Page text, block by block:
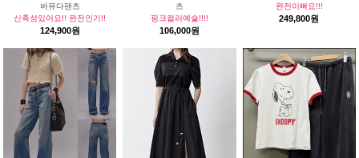
버뮤다팬츠
신축성있어요!! 완전인기!!
124,900원
츠
핑크컬러예술!!!!
106,000원
완전이뻐요!!!
249,800원